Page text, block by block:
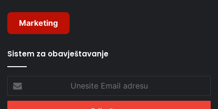
Marketing
Sistem za obavještavanje
Email
adresu